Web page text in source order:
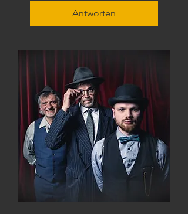
Antworten